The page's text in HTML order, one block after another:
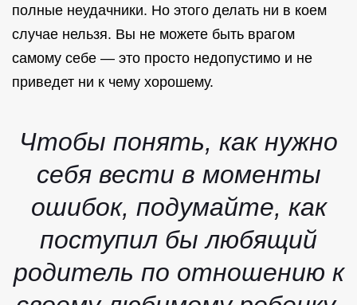
полные неудачники. Но этого делать ни в коем
случае нельзя. Вы не можете быть врагом
самому себе — это просто недопустимо и не
приведет ни к чему хорошему.
Чтобы понять, как нужно
себя вести в моменты
ошибок, подумайте, как
поступил бы любящий
родитель по отношению к